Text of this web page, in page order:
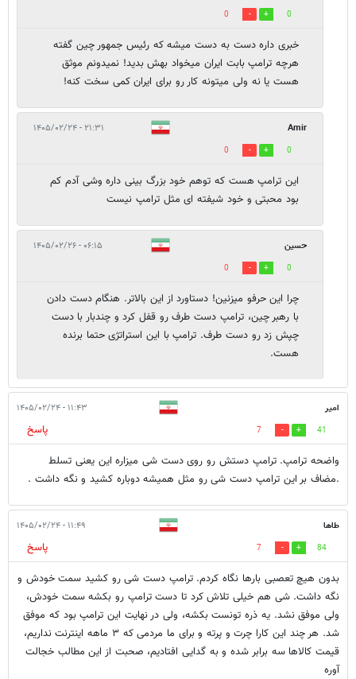
0
0
خبری داره دست به دست میشه که رئیس جمهور چین گفته
هرچه ترامپ بابت ایران میخواد بهش بدید! نمیدونم موثق
هست یا نه ولی میتونه کار رو برای ایران کمی سخت کنه!
Amir ۲۱:۳۱ - ۱۴۰۵/۰۲/۲۴
0
0
این ترامپ هست که توهم خود بزرگ بینی داره وشی آدم کم
بود محبتی و خود شیفته ای مثل ترامپ نیست
حسین ۰۶:۱۵ - ۱۴۰۵/۰۲/۲۶
0
0
چرا این حرفو میزنین! دستاورد از این بالاتر. هنگام دست دادن
با رهبر چین، ترامپ دست طرف رو قفل کرد و چندبار با دست
چپش زد رو دست طرف. ترامپ با این استراتژی حتما برنده
هست.
امیر ۱۱:۴۳ - ۱۴۰۵/۰۲/۲۴
41
7
پاسخ
واضحه ترامپ. ترامپ دستش رو روی دست شی میزاره این یعنی تسلط
.مضاف بر این ترامپ دست شی رو مثل همیشه دوباره کشید و نگه داشت .
طاها ۱۱:۴۹ - ۱۴۰۵/۰۲/۲۴
84
7
پاسخ
بدون هیچ تعصبی بارها نگاه کردم. ترامپ دست شی رو کشید سمت خودش و
نگه داشت. شی هم خیلی تلاش کرد تا دست ترامپ رو بکشه سمت خودش،
ولی موفق نشد. یه ذره تونست بکشه، ولی در نهایت این ترامپ بود که موفق
شد. هر چند این کارا چرت و پرته و برای ما مردمی که ۳ ماهه اینترنت نداریم،
قیمت کالاها سه برابر شده و به گدایی افتادیم، صحبت از این مطالب خجالت
آوره